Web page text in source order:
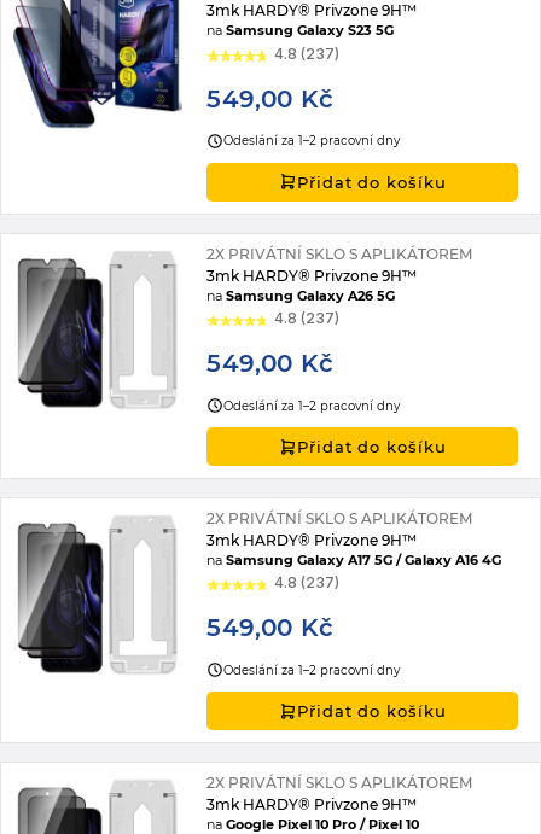
3mk HARDY® Privzone 9H™
naSamsung Galaxy S23 5G
4.8 (237)
549,00 Kč
Odeslání za 1–2 pracovní dny
Přidat do košíku
2X PRIVÁTNÍ SKLO S APLIKÁTOREM
3mk HARDY® Privzone 9H™
naSamsung Galaxy A26 5G
4.8 (237)
549,00 Kč
Odeslání za 1–2 pracovní dny
Přidat do košíku
2X PRIVÁTNÍ SKLO S APLIKÁTOREM
3mk HARDY® Privzone 9H™
naSamsung Galaxy A17 5G / Galaxy A16 4G
4.8 (237)
549,00 Kč
Odeslání za 1–2 pracovní dny
Přidat do košíku
2X PRIVÁTNÍ SKLO S APLIKÁTOREM
3mk HARDY® Privzone 9H™
naGoogle Pixel 10 Pro / Pixel 10